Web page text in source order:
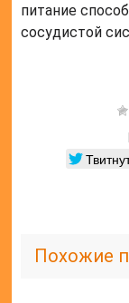
питание
сосудистой
Похожие